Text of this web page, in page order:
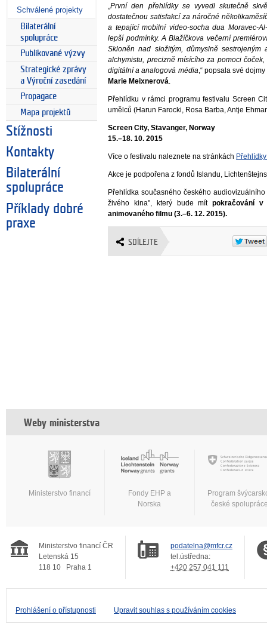
Schválené projekty
Bilaterální
spolupráce
Publikované výzvy
Strategické zprávy
a Výroční zasedání
Propagace
Mapa projektů
Stížnosti
Kontakty
Bilaterální
spolupráce
Příklady dobré
praxe
„První den přehlídky se vyvedl skutečně
dostatečnou satisfakcí za náročné
a tepající mobilní video-socha dua Moravec-
lepší podmínky. A Blažíčkova večerní
Skloněn nad složitým, důmyslně sestrojeným
alchymistu, precizně mísícího za pomoci
digitální a analogová média,“ popsala své
Marie Meixnerová.
Přehlídku v rámci programu festivalu Screen
umělců (Harun Farocki, Rosa Barba, Antje
Screen City, Stavanger, Norway
15.–18. 10. 2015
Více o festivalu naleznete na stránkách
Akce je podpořena z fondů Islandu,
Přehlídka současného českého
živého kina", který bude mítpokračování v
animovaného filmu (3.–6. 12. 2015).
SDÍLEJTE
Weby ministerstva
Ministerstvo financí
Fondy EHP a
Norska
Program
české
Ministerstvo financí ČR
Letenská 15
118 10
Praha 1
podatelna@mfcr.cz
tel.ústředna:
+420 257 041 111
Prohlášení o přístupnosti Upravit souhlas s používáním cookies